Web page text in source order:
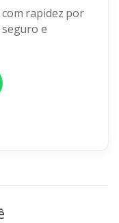
com rapidez por
e